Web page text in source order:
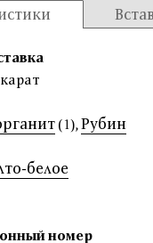
(1),Рубин
белое
номер